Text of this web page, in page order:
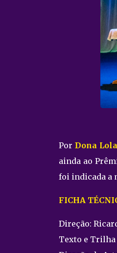
Por Dona Lola
ainda ao
foi indicada a
FICHA
Direção:
Texto e Trilha